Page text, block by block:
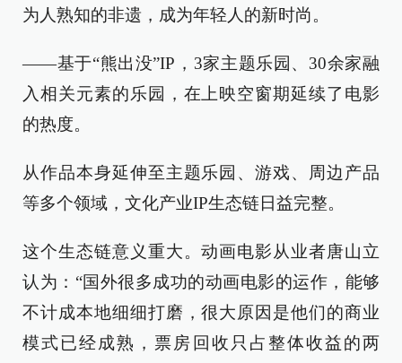
为人熟知的非遗，成为年轻人的新时尚。
——基于“熊出没”IP，3家主题乐园、30余家融
入相关元素的乐园，在上映空窗期延续了电影
的热度。
从作品本身延伸至主题乐园、游戏、周边产品
等多个领域，文化产业IP生态链日益完整。
这个生态链意义重大。动画电影从业者唐山立
认为：“国外很多成功的动画电影的运作，能够
不计成本地细细打磨，很大原因是他们的商业
模式已经成熟，票房回收只占整体收益的两